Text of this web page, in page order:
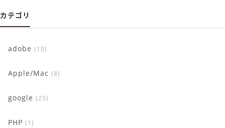
カテゴリ
adobe (10)
Apple/Mac (8)
google (25)
PHP (1)